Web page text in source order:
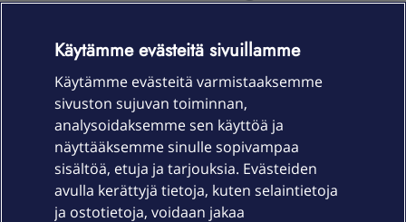
Laitteet & liittymät
Palvelut
Käytämme evästeitä sivuillamme
Käytämme evästeitä varmistaaksemme
sivuston sujuvan toiminnan,
analysoidaksemme sen käyttöä ja
näyttääksemme sinulle sopivampaa
sisältöä, etuja ja tarjouksia. Evästeiden
avulla kerättyjä tietoja, kuten selaintietoja
ja ostotietoja, voidaan jakaa